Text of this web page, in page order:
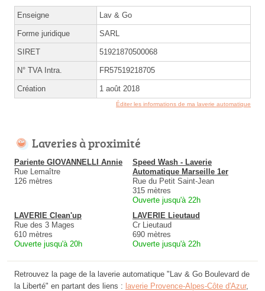
Enseigne Lav & Go
Forme juridique SARL
SIRET 51921870500068
N° TVA Intra. FR57519218705
Création 1 août 2018
Éditer les informations de ma laverie automatique
Laveries à proximité
Pariente GIOVANNELLI Annie
Rue Lemaître
126 mètres
Speed Wash - Laverie
Automatique Marseille 1er
Rue du Petit Saint-Jean
315 mètres
Ouverte jusqu'à 22h
LAVERIE Clean'up
Rue des 3 Mages
610 mètres
Ouverte jusqu'à 20h
LAVERIE Lieutaud
Cr Lieutaud
690 mètres
Ouverte jusqu'à 22h
Retrouvez la page de la laverie automatique "Lav & Go Boulevard de
la Liberté" en partant des liens : laverie Provence-Alpes-Côte d'Azur,